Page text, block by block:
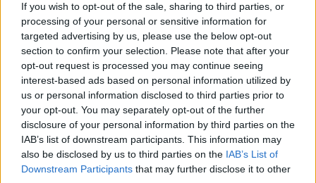
If you wish to opt-out of the sale, sharing to third parties, or
processing of your personal or sensitive information for
targeted advertising by us, please use the below opt-out
section to confirm your selection. Please note that after your
opt-out request is processed you may continue seeing
interest-based ads based on personal information utilized by
us or personal information disclosed to third parties prior to
your opt-out. You may separately opt-out of the further
disclosure of your personal information by third parties on the
IAB’s list of downstream participants. This information may
also be disclosed by us to third parties on the IAB’s List of
Downstream Participants that may further disclose it to other
Az éhezők viadala nem ér véget a
győzelemmel...